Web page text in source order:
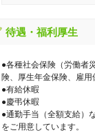
待遇・福利厚生
●各種社会保険（労働者
険、厚生年金保険、雇用
●有給休暇
●慶弔休暇
●通勤手当（全額支給）
をご用意しています。